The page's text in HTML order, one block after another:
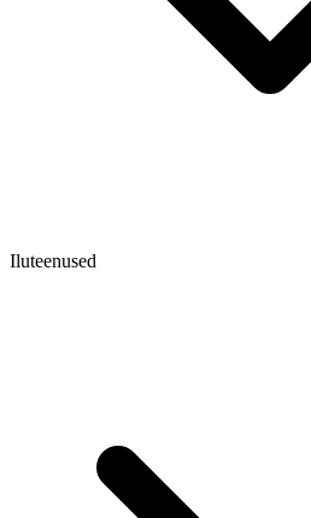
Iluteenused